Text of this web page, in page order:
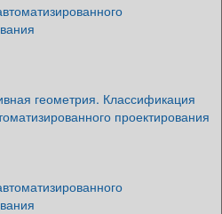
геометрия. Классификация
проектирования